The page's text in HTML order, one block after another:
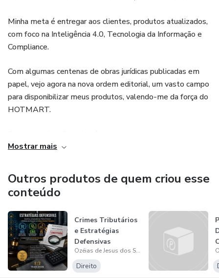
convalidativos. Os fatos modificativos dão nova feição a
relação litigiosa. Dentro da subdivisão feita por Francesco
Carnelutti sobre os fatos modificativos, temos que os
mundo jurídico, ou por terem sua formação defeituosa, dele
Minha meta é entregar aos clientes, produtos atualizados,
com foco na Inteligência 4.0, Tecnologia da Informação e
Compliance.
Com algumas centenas de obras jurídicas publicadas em
papel, vejo agora na nova ordem editorial, um vasto campo
para disponibilizar meus produtos, valendo-me da força do
HOTMART.
realidade, facilitando o acesso dos clientes, mas sendo
afiliados.
Convido amigos e clientes para participar desta nova
modalidade de aperfeiçoamento profissional.
Meus produtos são dirigidos para juízes, advogados.
promotores, procuradores, delegados, promotores,
notários, registradores, escreventes, despachantes,
agentes de defesa de trânsito etc.
Mostrar mais
Outros produtos de quem criou esse
conteúdo
Crimes Tributários
e Estratégias
Defensivas
Ozéias de Jesus dos Santos
Direito